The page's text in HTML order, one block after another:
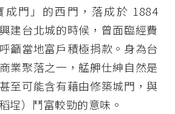
成門」的西門，落成於 1884
建台北城的時候，曾面臨經費
籲當地富戶積極捐款。身為台
業聚落之一，艋舺仕紳自然是
至可能含有藉由修築城門，與
埕）鬥富較勁的意味。